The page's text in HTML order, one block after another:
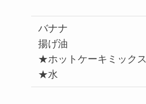
バナナ
揚げ油
★ホットケーキミックス
★水